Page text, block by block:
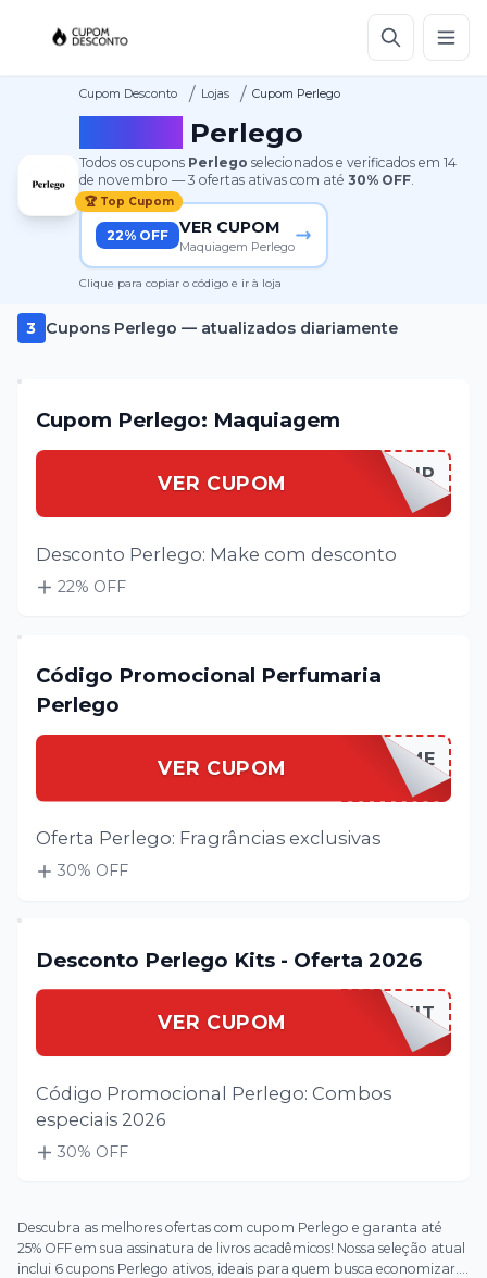
Cupom Desconto / Lojas / Cupom Perlego
Perlego
Todos os cupons Perlego selecionados e verificados em 14
de novembro —3 ofertas ativas com até30% OFF.
🏆 Top Cupom
22% OFF VER CUPOM
Maquiagem Perlego
Clique para copiar o código e ir à loja
3 Cupons Perlego — atualizados diariamente
Cupom Perlego: Maquiagem
VER CUPOMPERLEGMAKEUP
Desconto Perlego: Make com desconto
22% OFF
Código Promocional Perfumaria
Perlego
VER CUPOMPERLEGPERFUME
Oferta Perlego: Fragrâncias exclusivas
30% OFF
Desconto Perlego Kits - Oferta 2026
VER CUPOM PERLEGKIT
Código Promocional Perlego: Combos
especiais 2026
30% OFF
Descubra as melhores ofertas com cupom Perlego e garanta até
25% OFF em sua assinatura de livros acadêmicos! Nossa seleção atual
inclui 6 cupons Perlego ativos, ideais para quem busca economizar.